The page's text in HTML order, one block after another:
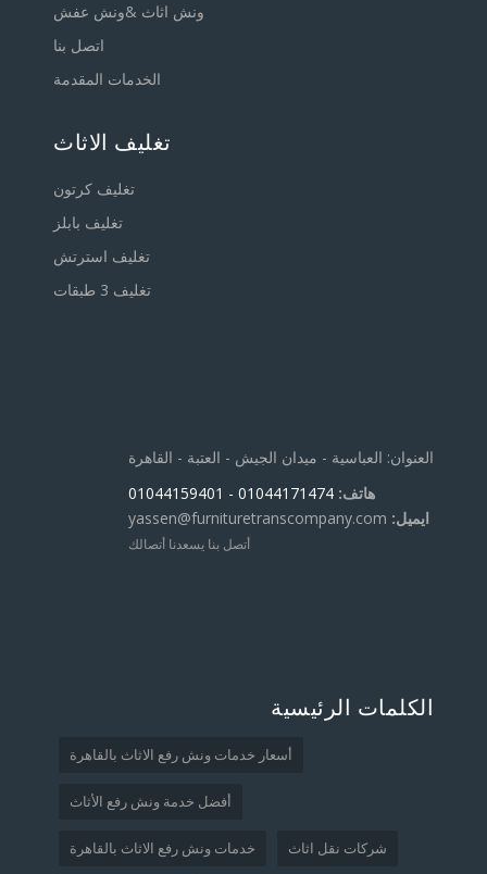
ونش اثاث &ونش عفش
اتصل بنا
الخدمات المقدمة
تغليف الاثاث
تغليف كرتون
تغليف بابلز
تغليف استرتش
تغليف 3 طبقات
العنوان: العباسية - ميدان الجيش - العتبة - القاهرة
هاتف: 01044171474
- 01044159401
ايميل:
أتصل بنا يسعدنا أتصالك
الكلمات الرئيسية
أسعار خدمات ونش رفع الاثاث بالقاهرة
أفضل خدمة ونش رفع الأثاث
خدمات ونش رفع الاثاث بالقاهرة شركات نقل اثاث